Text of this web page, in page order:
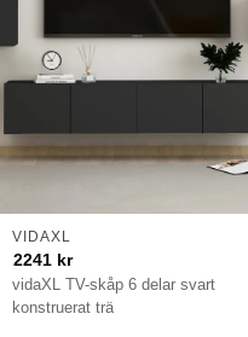
vidaXL TV-skåp 6 delar svart
konstruerat trä
VIDAXL
2241 kr